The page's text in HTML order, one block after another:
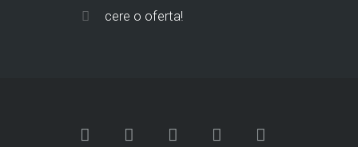
cere o oferta!